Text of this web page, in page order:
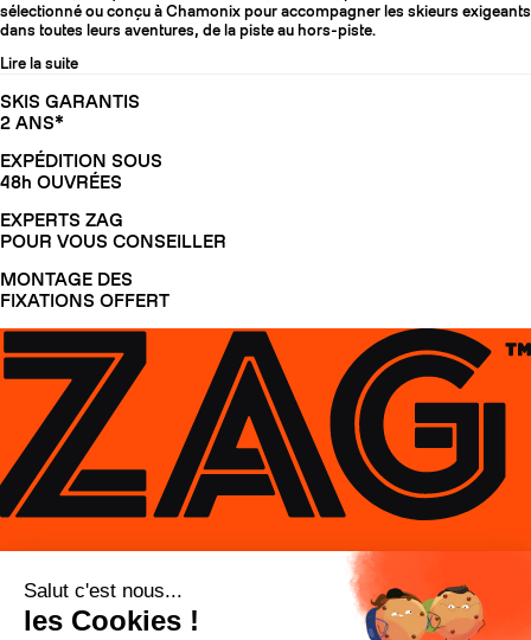
sélectionné ou conçu à Chamonix pour accompagner les skieurs exigeants
dans toutes leurs aventures, de la piste au hors-piste.
Lire la suite
SKIS GARANTIS
2 ANS*
EXPÉDITION SOUS
48h OUVRÉES
EXPERTS ZAG
POUR VOUS CONSEILLER
MONTAGE DES
FIXATIONS OFFERT
Prototypés par le ZAG Lab, FR